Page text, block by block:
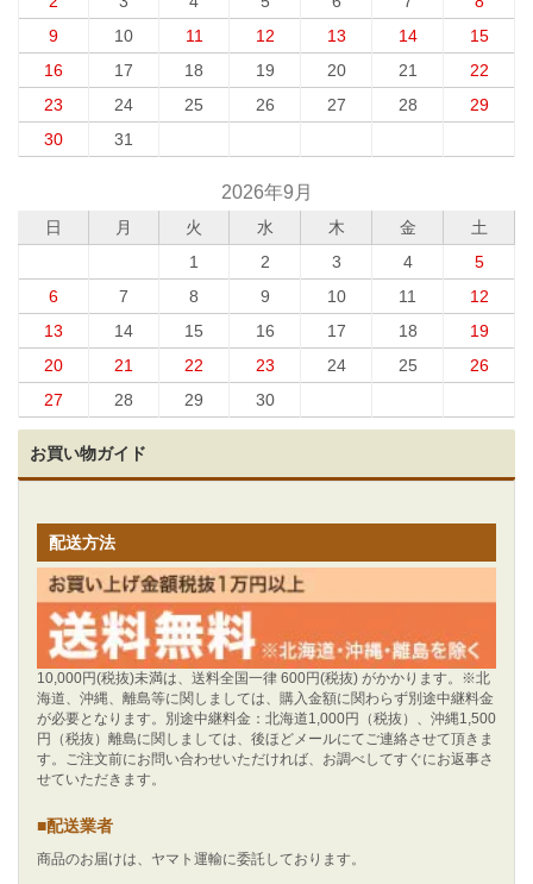
9
10 11 12 13 14
15
16
17 18 19 20 21
22
23
24 25 26 27 28
29
30
31
2026年9月
日 月 火 水 木 金
土
1
2 3 4
5
6
7 8 9 10 11
12
13
14 15 16 17 18
19
20
21 22 23 24 25
26
27
28 29 30
お買い物ガイド
配送方法
10,000円(税抜)未満は、送料全国一律 600円(税抜) がかかります。※北
海道、沖縄、離島等に関しましては、購入金額に関わらず別途中継料金
が必要となります。別途中継料金：北海道1,000円（税抜）、沖縄1,500
円（税抜）離島に関しましては、後ほどメールにてご連絡させて頂きま
す。ご注文前にお問い合わせいただければ、お調べしてすぐにお返事さ
せていただきます。
■配送業者
商品のお届けは、ヤマト運輸に委託しております。